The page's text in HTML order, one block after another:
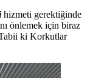
hizmeti gerektiğinde
önlemek için biraz
ki Korkutlar